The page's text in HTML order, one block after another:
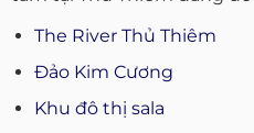
The River Thủ Thiêm
Đảo Kim Cương
Khu đô thị sala